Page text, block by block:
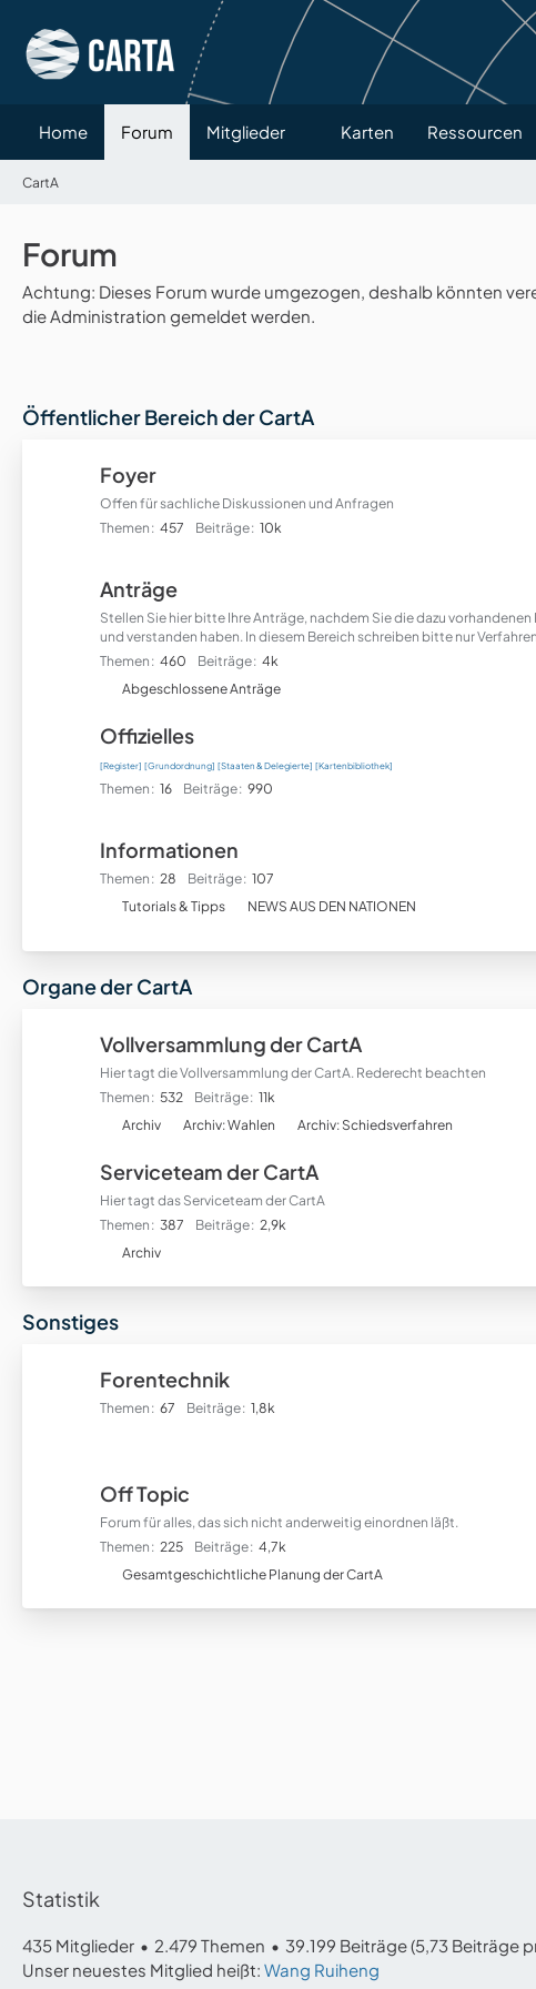
Home Forum Mitglieder Karten Ressourcen
CartA
Forum
Achtung: Dieses Forum wurde umgezogen, deshalb könnten
die Administration gemeldet werden.
Öffentlicher Bereich der CartA
Foyer
Offen für sachliche Diskussionen und Anfragen
Themen
457 Beiträge 10k
Anträge
Stellen Sie hier bitte Ihre Anträge, nachdem Sie die dazu vorhandenen
und verstanden haben. In diesem Bereich schreiben bitte nur
Themen
460 Beiträge 4k
t
e
r
r
e
Abgeschlossene Anträge
Offizielles
[Register] [Grundordnung] [Staaten & Delegierte] [Kartenbibliothek]
Themen 16 Beiträge 990
Informationen
Themen 28 Beiträge 107
t
e
o
r
e
Tutorials & Tipps NEWS AUS DEN NATIONEN
Organe der CartA
Vollversammlung der CartA
Hier tagt die Vollversammlung der CartA. Rederecht beachten
Themen
532 Beiträge 11k
t
e
r
e
Archiv Archiv: Wahlen Archiv: Schiedsverfahren
Serviceteam der CartA
Hier tagt das Serviceteam der CartA
Themen
387 Beiträge 2,9k
e
f
o
Archiv
Sonstiges
Forentechnik
Themen 67 Beiträge 1,8k
Off Topic
Forum für alles, das sich nicht anderweitig einordnen läßt.
Themen
225 Beiträge 4,7k
Gesamtgeschichtliche Planung der CartA
Statistik
435 Mitglieder 2.479 Themen
39.199 Beiträge (5,73 Beiträge
Unser neuestes Mitglied heißt: Wang Ruiheng